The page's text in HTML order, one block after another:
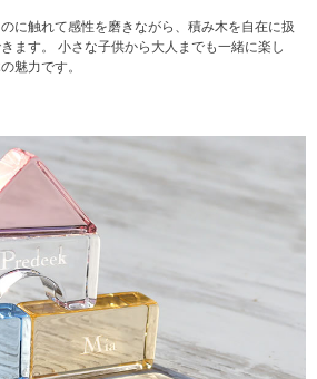
に触れて感性を磨きながら、積み木を自在に扱
ます。 小さな子供から大人までも一緒に楽し
魅力です。